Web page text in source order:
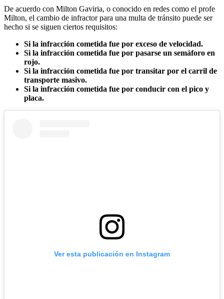
De acuerdo con Milton Gaviria, o conocido en redes como el profe
Milton, el cambio de infractor para una multa de tránsito puede ser
hecho si se siguen ciertos requisitos:
Si la infracción cometida fue por exceso de velocidad.
Si la infracción cometida fue por pasarse un semáforo en
rojo.
Si la infracción cometida fue por transitar por el carril de
transporte masivo.
Si la infracción cometida fue por conducir con el pico y
placa.
Ver esta publicación en Instagram